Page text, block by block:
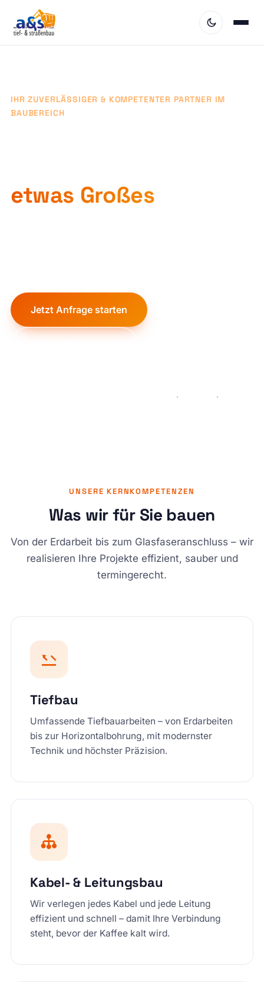
IHR ZUVERLÄSSIGER & KOMPETENTER PARTNER IM
BAUBEREICH
etwas Großes
Jetzt Anfrage starten
· ·
UNSERE KERNKOMPETENZEN
Was wir für Sie bauen
Von der Erdarbeit bis zum Glasfaseranschluss – wir
realisieren Ihre Projekte effizient, sauber und
termingerecht.
Tiefbau
Umfassende Tiefbauarbeiten – von Erdarbeiten
bis zur Horizontalbohrung, mit modernster
Technik und höchster Präzision.
Kabel- & Leitungsbau
Wir verlegen jedes Kabel und jede Leitung
effizient und schnell – damit Ihre Verbindung
steht, bevor der Kaffee kalt wird.